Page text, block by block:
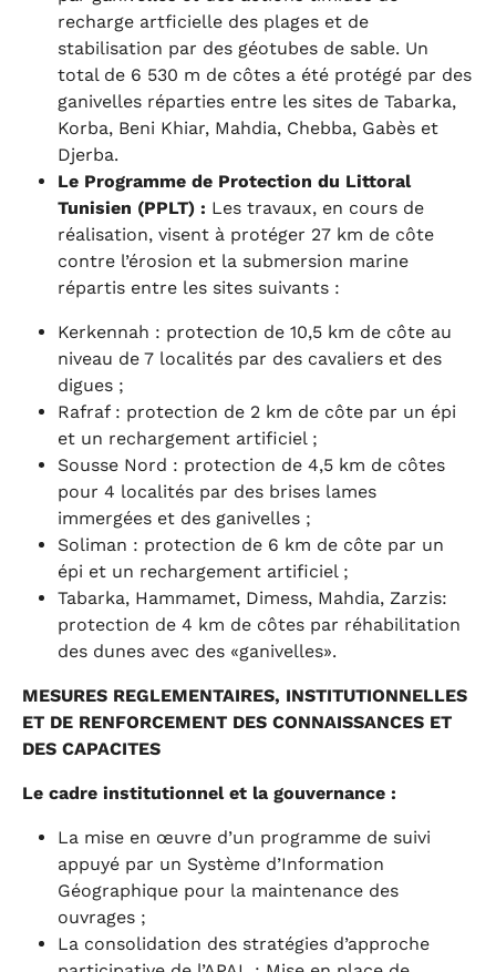
recharge artficielle des plages et de
stabilisation par des géotubes de sable. Un
total de 6 530 m de côtes a été protégé par des
ganivelles réparties entre les sites de Tabarka,
Korba, Beni Khiar, Mahdia, Chebba, Gabès et
Djerba.
Le Programme de Protection du Littoral
Tunisien (PPLT) : Les travaux, en cours de
réalisation, visent à protéger 27 km de côte
contre l’érosion et la submersion marine
répartis entre les sites suivants :
Kerkennah : protection de 10,5 km de côte au
niveau de 7 localités par des cavaliers et des
digues ;
Rafraf : protection de 2 km de côte par un épi
et un rechargement artificiel ;
Sousse Nord : protection de 4,5 km de côtes
pour 4 localités par des brises lames
immergées et des ganivelles ;
Soliman : protection de 6 km de côte par un
épi et un rechargement artificiel ;
Tabarka, Hammamet, Dimess, Mahdia, Zarzis:
protection de 4 km de côtes par réhabilitation
des dunes avec des «ganivelles».
MESURES REGLEMENTAIRES, INSTITUTIONNELLES
ET DE RENFORCEMENT DES CONNAISSANCES ET
DES CAPACITES
Le cadre institutionnel et la gouvernance :
La mise en œuvre d’un programme de suivi
appuyé par un Système d’Information
Géographique pour la maintenance des
ouvrages ;
La consolidation des stratégies d’approche